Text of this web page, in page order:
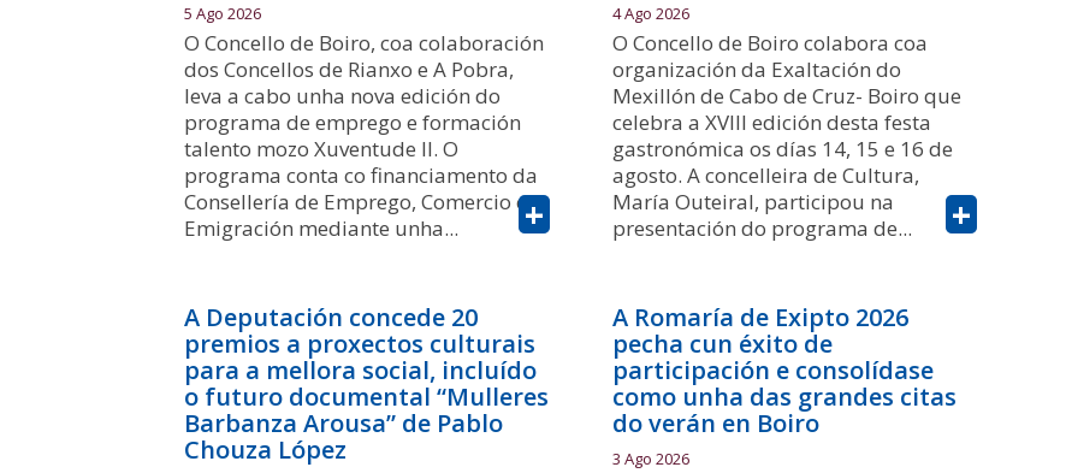
5 Ago 2026
O Concello de Boiro, coa colaboración
dos Concellos de Rianxo e A Pobra,
leva a cabo unha nova edición do
programa de emprego e formación
talento mozo Xuventude II. O
programa conta co financiamento da
Consellería de Emprego, Comercio e
Emigración mediante unha...
+
A Deputación concede 20
premios a proxectos culturais
para a mellora social, incluído
o futuro documental “Mulleres
Barbanza Arousa” de Pablo
Chouza López
4 Ago 2026
O Concello de Boiro colabora coa
organización da Exaltación do
Mexillón de Cabo de Cruz- Boiro que
celebra a XVIII edición desta festa
gastronómica os días 14, 15 e 16 de
agosto. A concelleira de Cultura,
María Outeiral, participou na
presentación do programa de...
+
A Romaría de Exipto 2026
pecha cun éxito de
participación e consolídase
como unha das grandes citas
do verán en Boiro
3 Ago 2026